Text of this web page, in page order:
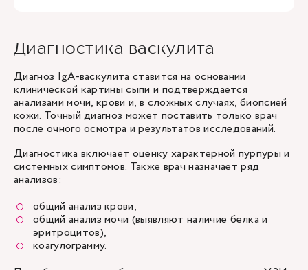
Диагностика васкулита
Диагноз IgA-васкулита ставится на основании
клинической картины сыпи и подтверждается
анализами мочи, крови и, в сложных случаях, биопсией
кожи. Точный диагноз может поставить только врач
после очного осмотра и результатов исследований.
Диагностика включает оценку характерной пурпуры и
системных симптомов. Также врач назначает ряд
анализов:
общий анализ крови,
общий анализ мочи (выявляют наличие белка и
эритроцитов),
коагулограмму.